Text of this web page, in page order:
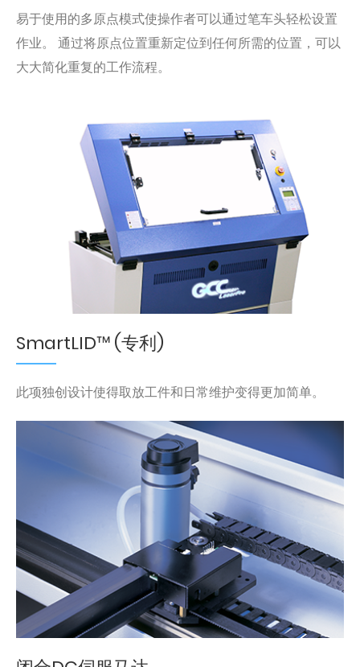
易于使用的多原点模式使操作者可以通过笔车头轻松设置
作业。 通过将原点位置重新定位到任何所需的位置，可以
大大简化重复的工作流程。
SmartLID™ (专利)
此项独创设计使得取放工件和日常维护变得更加简单。